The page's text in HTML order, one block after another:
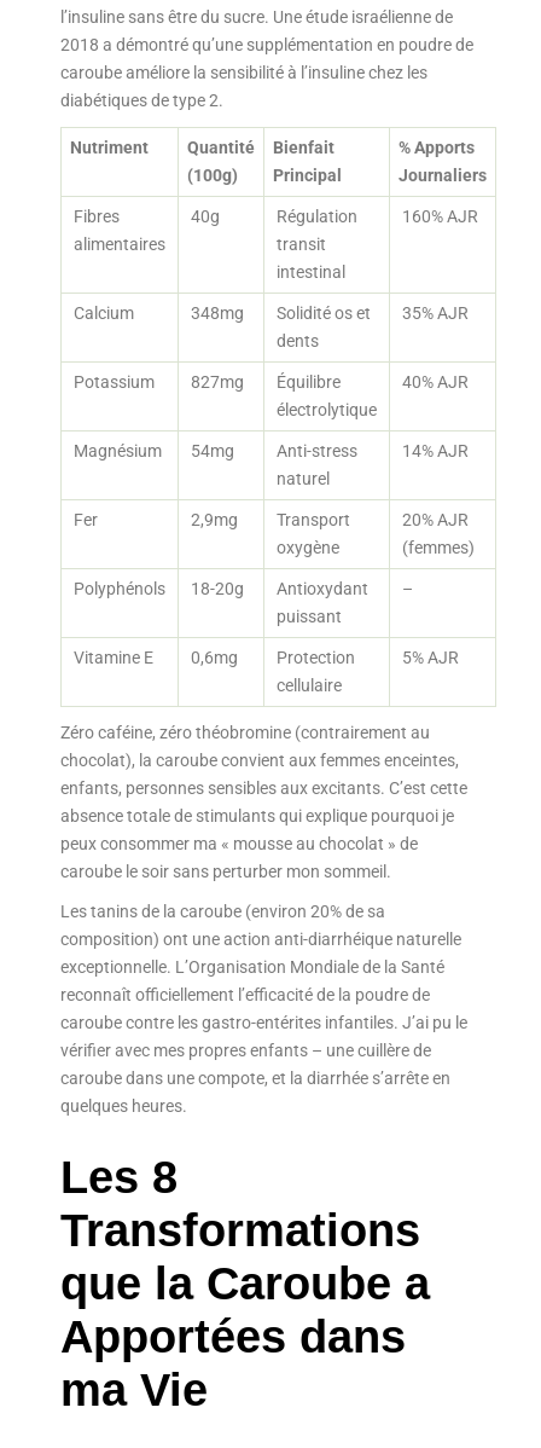
l’insuline sans être du sucre. Une étude israélienne de
2018 a démontré qu’une supplémentation en poudre de
caroube améliore la sensibilité à l’insuline chez les
diabétiques de type 2.
Nutriment
Quantité
(100g)
Bienfait
Principal
% Apports
Journaliers
Fibres
alimentaires
40g
Régulation
transit
intestinal
160% AJR
Calcium 348mg
Solidité os et
dents
35% AJR
Potassium 827mg
Équilibre
électrolytique
40% AJR
Magnésium 54mg
Anti-stress
naturel
14% AJR
Fer 2,9mg
Transport
oxygène
20% AJR
(femmes)
Polyphénols 18-20g
Antioxydant
puissant
–
Vitamine E 0,6mg
Protection
cellulaire
5% AJR
Zéro caféine, zéro théobromine (contrairement au
chocolat), la caroube convient aux femmes enceintes,
enfants, personnes sensibles aux excitants. C’est cette
absence totale de stimulants qui explique pourquoi je
peux consommer ma « mousse au chocolat » de
caroube le soir sans perturber mon sommeil.
Les tanins de la caroube (environ 20% de sa
composition) ont une action anti-diarrhéique naturelle
exceptionnelle. L’Organisation Mondiale de la Santé
reconnaît officiellement l’efficacité de la poudre de
caroube contre les gastro-entérites infantiles. J’ai pu le
vérifier avec mes propres enfants – une cuillère de
caroube dans une compote, et la diarrhée s’arrête en
quelques heures.
Les 8
Transformations
que la Caroube a
Apportées dans
ma Vie